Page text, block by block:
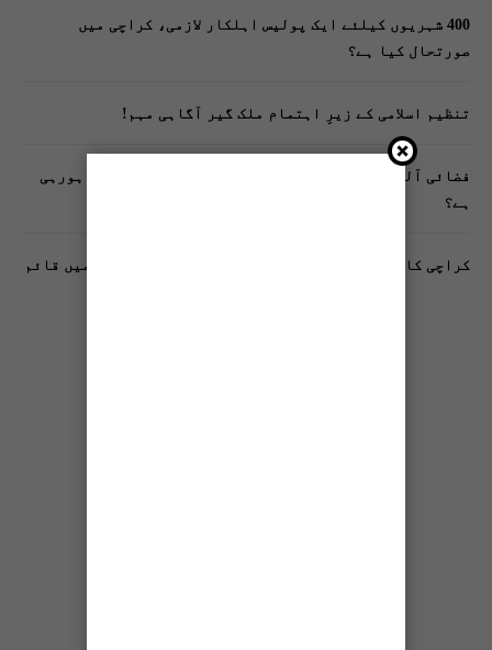
400 شہریوں کیلئے ایک پولیس اہلکار لازمی، کراچی میں
صورتحال کیا ہے؟
تنظیم اسلامی کے زیرِ اہتمام ملک گیر آگاہی مہم!
فضائی آلودگی انسانی دماغ کیلیے کیسے خطرناک ثابت ہورہی
ہے؟
کراچی کا پہلا مفت فٹنیس کلب فیڈرل بی ایریا بلاک 10 میں قائم